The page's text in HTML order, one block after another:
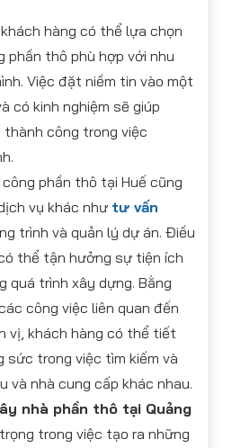
hàng có thể lựa chọn
thô phù hợp với nhu
Việc đặt niềm tin vào một
có kinh nghiệm sẽ giúp
công trong việc
phần thô tại Huế cũng
vụ khác như tư vấn
trình và quản lý dự án. Điều
thể tận hưởng sự tiện ích
quá trình xây dựng. Bằng
công việc liên quan đến
vị, khách hàng có thể tiết
sức trong việc tìm kiếm và
và nhà cung cấp khác nhau.
nhà phần thô tại Quảng
trong việc tạo ra những